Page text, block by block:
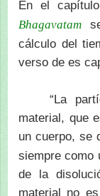
En el
Bhagavatam
cálculo del
verso de es
“La
material, que
un cuerpo, se
siempre como
de la
material no